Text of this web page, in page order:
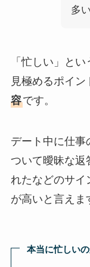
多
「忙しい」と
見極めるポイン
容です。
デート中に仕事
ついて曖昧な返
れたなどのサイ
が高いと言えま
本当に忙しい